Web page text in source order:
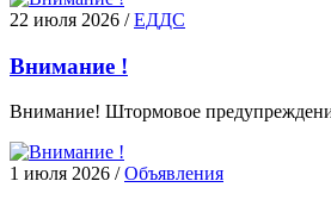
22 июля 2026 /ЕДДС
Внимание !
Внимание! Штормовое
1 июля 2026 /Объявления